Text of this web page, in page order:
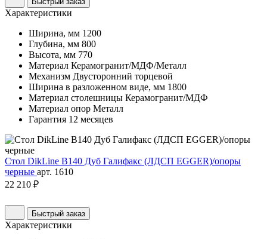
Характеристики
Ширина, мм 1200
Глубина, мм 800
Высота, мм 770
Материал Керамогранит/МДФ/Металл
Механизм Двусторонний торцевой
Ширина в разложенном виде, мм 1800
Материал столешницы Керамогранит/МДФ
Материал опор Металл
Гарантия 12 месяцев
Стол DikLine B140 Дуб Галифакс (ЛДСП EGGER)/опоры
черные арт. 1610
22 210 ₽
Быстрый заказ
Характеристики